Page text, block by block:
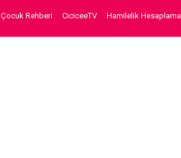
Çocuk Rehberi CiciceeTV Hamilelik Hesaplama